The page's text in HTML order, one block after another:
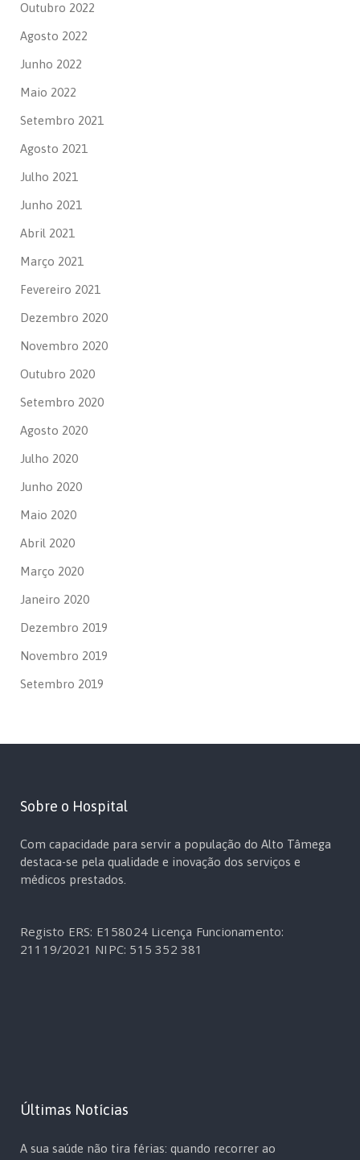
Outubro 2022
Agosto 2022
Junho 2022
Maio 2022
Setembro 2021
Agosto 2021
Julho 2021
Junho 2021
Abril 2021
Março 2021
Fevereiro 2021
Dezembro 2020
Novembro 2020
Outubro 2020
Setembro 2020
Agosto 2020
Julho 2020
Junho 2020
Maio 2020
Abril 2020
Março 2020
Janeiro 2020
Dezembro 2019
Novembro 2019
Setembro 2019
Sobre o Hospital
Com capacidade para servir a população do Alto Tâmega
destaca-se pela qualidade e inovação dos serviços e
médicos prestados.
Registo ERS: E158024 Licença Funcionamento:
21119/2021 NIPC: 515 352 381
Últimas Notícias
A sua saúde não tira férias: quando recorrer ao